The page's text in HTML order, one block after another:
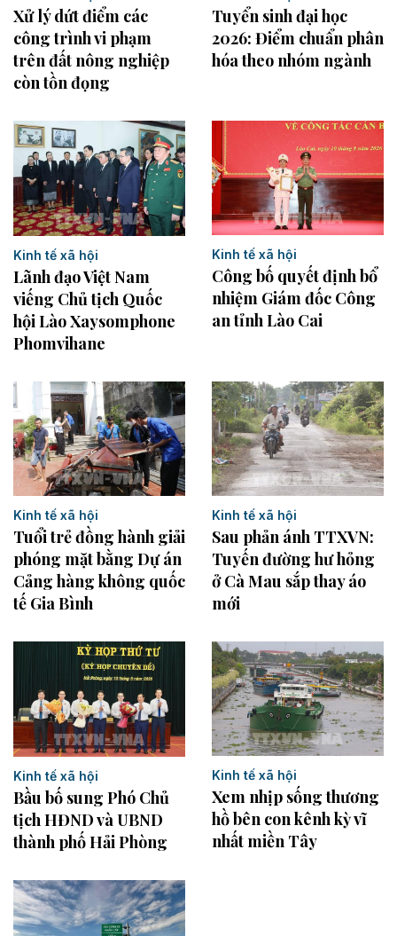
Xử lý dứt điểm các
công trình vi phạm
trên đất nông nghiệp
còn tồn đọng
Tuyển sinh đại học
2026: Điểm chuẩn phân
hóa theo nhóm ngành
Kinh tế xã hội
Lãnh đạo Việt Nam
viếng Chủ tịch Quốc
hội Lào Xaysomphone
Phomvihane
Kinh tế xã hội
Công bố quyết định bổ
nhiệm Giám đốc Công
an tỉnh Lào Cai
Kinh tế xã hội
Tuổi trẻ đồng hành giải
phóng mặt bằng Dự án
Cảng hàng không quốc
tế Gia Bình
Kinh tế xã hội
Sau phản ánh TTXVN:
Tuyến đường hư hỏng
ở Cà Mau sắp thay áo
mới
Kinh tế xã hội
Bầu bố sung Phó Chủ
tịch HĐND và UBND
thành phố Hải Phòng
Kinh tế xã hội
Xem nhịp sống thương
hồ bên con kênh kỳ vĩ
nhất miền Tây